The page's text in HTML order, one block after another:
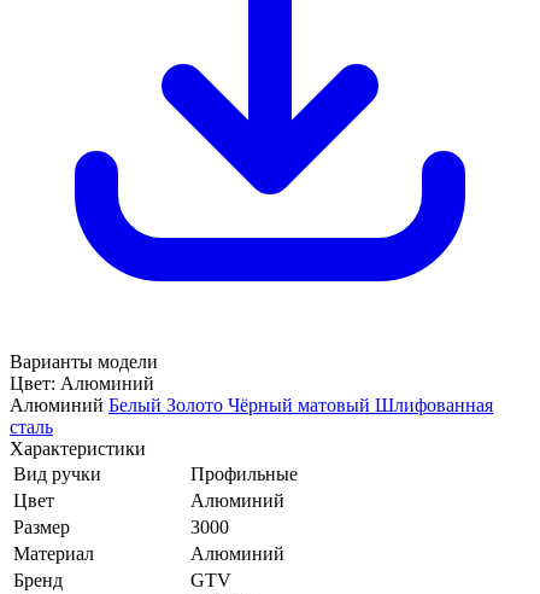
Варианты модели
Цвет: Алюминий
Алюминий Белый Золото Чёрный матовый Шлифованная
сталь
Характеристики
Вид ручки
Профильные
Цвет
Алюминий
Размер
3000
Материал
Алюминий
Бренд
GTV